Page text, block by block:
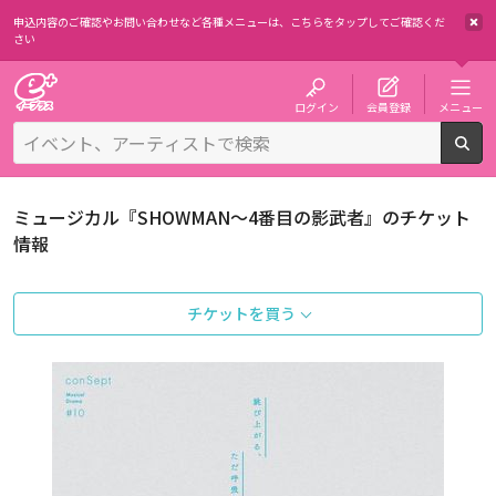
申込内容のご確認やお問い合わせなど各種メニューは、 こちらをタップしてご確認くだ
さい
ログイン 会員登録 メニュー
ミュージカル『SHOWMAN～4番目の影武者』のチケット
情報
チケットを買う